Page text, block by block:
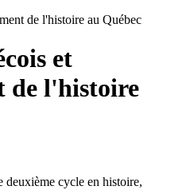
de l'histoire au Québec
et
de l'histoire
deuxième cycle en histoire,